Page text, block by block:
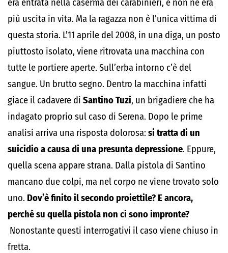
era entrata nella caserma dei carabinieri, e non ne era
più uscita in vita. Ma la ragazza non è l’unica vittima di
questa storia. L’11 aprile del 2008, in una diga, un posto
piuttosto isolato, viene ritrovata una macchina con
tutte le portiere aperte. Sull’erba intorno c’è del
sangue. Un brutto segno. Dentro la macchina infatti
giace il cadavere di Santino Tuzi, un brigadiere che ha
indagato proprio sul caso di Serena. Dopo le prime
analisi arriva una risposta dolorosa: si tratta di un
suicidio a causa di una presunta depressione. Eppure,
quella scena appare strana. Dalla pistola di Santino
mancano due colpi, ma nel corpo ne viene trovato solo
uno. Dov’è finito il secondo proiettile? E ancora,
perché su quella pistola non ci sono impronte?
Nonostante questi interrogativi il caso viene chiuso in
fretta.